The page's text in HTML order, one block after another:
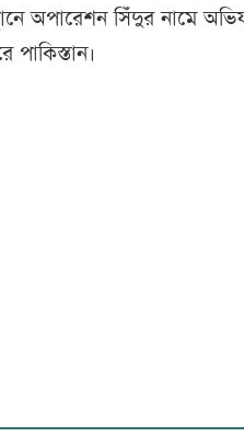
অপারেশন সিঁদুর নামে
পাকিস্তান।